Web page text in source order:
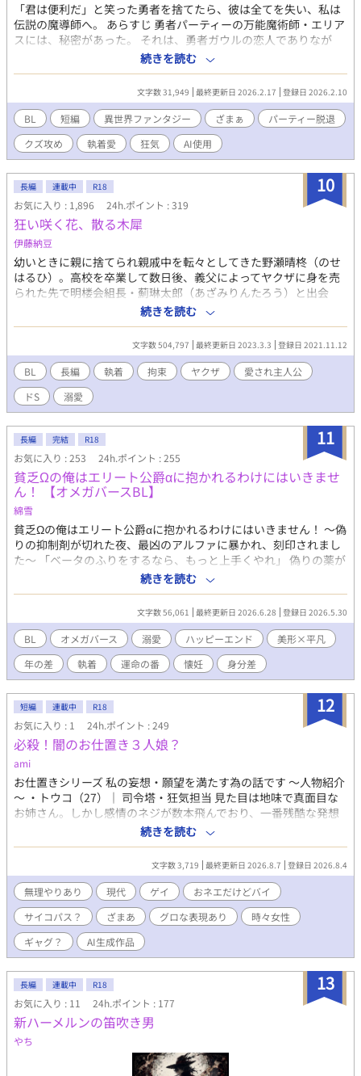
「君は便利だ」と笑った勇者を捨てたら、彼は全てを失い、私は
伝説の魔導師へ。 あらすじ 勇者パーティーの万能魔術師・エリア
スには、秘密があった。 それは、勇者ガウルの恋人でありなが
ら、家事・雑用・魔力供給係として「便利な道具」のように扱わ
れていること。 「お前は後ろで魔法撃ってるだけで楽だよな」
「俺のコンディション管理がお前の役目だろ？」 無神経な言葉
と、徹夜で装備を直し自らの生命力を削って結界を維持する日々
に疲れ果てたエリアスは、ある日ついに愛想を尽かして書き置き
を残す。 『辞めます』 エリアスが去った翌日から、勇者パーティ
ーは地獄に落ちた。 不味い飯、腐るアイテム、機能しない防御。
一方、エリアスは隣国の公爵に見初められ、国宝級の魔導師とし
て華麗に転身し、正当な評価と敬意を与えられていた。 これは、
自分の価値に気づいた受けが幸せになり、全てを失った攻めがプ
ライドも聖剣も捨てて「狂犬」のような執着を見せるまでの、再
構築の物語。 【勇者×魔導師／クズ勇者の転落劇】 ※攻めへのざ
まぁ要素（曇らせ）がメインの作品です。 ※糖度低め／精神的充
足度高め ※最後の最後に、攻めは受けの忠実な「番犬」になりま
す。 全8話。
続きを読む
文字数 31,949 最終更新日 2026.2.17 登録日 2026.2.10
BL 短編 異世界ファンタジー ざまぁ
パーティー脱退
クズ攻め
執着愛 狂気 AI使用
10
長編 連載中 R18
お気に入り : 1,896 24h.ポイント : 319
狂い咲く花、散る木犀
伊藤納豆
幼いときに親に捨てられ親戚中を転々としてきた野瀬晴柊（のせ
はるひ）。高校を卒業して数日後、義父によってヤクザに身を売
られた先で明楼会組長・薊琳太郎（あざみりんたろう）と出会
う。晴柊のことを気に入った琳太郎は、そのまま自分の家で囲う
ことを決める。首輪と足枷を嵌められた監禁生活が始まり、純粋
無垢な晴柊の身体が琳太郎によって強制的に塗り替えられてい
く。ゆっくりと精神が崩れていく晴柊は、ある日脱走を決意する
が――。無自覚人たらし美少年と狂気とも呼べる執着心を持つ男
の物語。※R18 ※一部微グロ描写、レイプ表現、男性妊娠描写
アリ
続きを読む
文字数 504,797 最終更新日 2023.3.3 登録日 2021.11.12
BL 長編 執着 拘束 ヤクザ
愛され主人公
ドS
溺愛
11
長編 完結 R18
お気に入り : 253 24h.ポイント : 255
貧乏Ωの俺はエリート公爵αに抱かれるわけにはいきませ
ん！ 【オメガバースBL】
綿雪
貧乏Ωの俺はエリート公爵αに抱かれるわけにはいきません！ 〜偽
りの抑制剤が切れた夜、最凶のアルファに暴かれ、刻印されまし
た〜 「ベータのふりをするなら、もっと上手くやれ」 偽りの薬が
切れた夜、最凶のアルファに全てを暴かれ、刻印された――。 貧
困層のオメガである湊（みなと）は、アルファに人生を狂わされ
るのを恐れ、ベータと偽って安価な危険薬を飲みながら清掃員と
して働いていた。 しかし、立ち入り禁止の最上階オフィスで、冷
酷な実業家公爵・レオンの放つ圧倒的なフェロモンを浴びたこと
で、湊の身体に異変が起きる。 「変な匂いがするな……安物の薬
の向こう側に、もっと甘い匂いが隠れている」 鋭く正体を疑わ
れ、逃げ場のない執務室で詰め寄られる屈辱と、身体の芯から湧
き上がる見たこともない熱。 そして翌日、ついに強烈な発情期
（ヒート）が湊を襲い――。 どこまでも冷徹だったはずの公爵
が、運命の番（つがい）を見つけた瞬間に見せる、狂気じみた独
占欲と過保護。 ――逃げられない。俺の身体も、魂も、この人に
壊されるまで抱き潰される。 身分差・正体隠匿から始まる、狂愛
オメガバース！ ※この物語はオメガバースを舞台とした架空の世
界であり、男性の妊娠・出産等の描写があります。苦手な方はご
注意ください。
続きを読む
文字数 56,061 最終更新日 2026.6.28 登録日 2026.5.30
BL オメガバース 溺愛 ハッピーエンド
美形×平凡
年の差
執着 運命の番 懐妊 身分差
12
短編 連載中 R18
お気に入り : 1 24h.ポイント : 249
必殺！闇のお仕置き３人娘？
ami
お仕置きシリーズ 私の妄想・願望を満たす為の話です ～人物紹介
～ ・トウコ（27）｜ 司令塔・狂気担当 見た目は地味で真面目な
お姉さん。しかし感情のネジが数本飛んでおり、一番残酷な発想
を笑顔で繰り出す真のサイコパス。「お仕置き」の手順や道具の
選定を楽しそうに行う。 ・ジャスミン（年齢不詳）｜ おとり・色
仕掛け担当 整形によって誰もが見惚れる超絶美女の顔を手に入れ
たオネエ。体は男性のままで、バイセクシャル。華麗なおとり捜
査でターゲットを誘い出す。男気（腕力）を見せる場面も。 ・武
司 / たけちゃん（35）｜ 物理・処刑台担当 190cm・130kgの圧巻
の巨漢ゲイ。見た目のいかつさとは裏腹に、心は乙女で甘いもの
が大好き。「～だわ」「～よ」と喋りながら、規格外の筋力でタ
ーゲットを物理的に逃がさない。
続きを読む
文字数 3,719 最終更新日 2026.8.7 登録日 2026.8.4
無理やりあり 現代 ゲイ
おネエだけどバイ
サイコパス？
ざまあ グロな表現あり
時々女性
ギャグ？
AI生成作品
13
長編 連載中 R18
お気に入り : 11 24h.ポイント : 177
新ハーメルンの笛吹き男
やち